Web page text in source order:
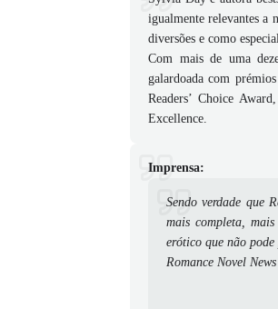
igualmente relevantes a
diversões e como
Com mais de uma
galardoada com
Readers’ Choice
Excellence.
Imprensa:
Sendo verdade que
mais completa,
erótico que não pode
Romance Novel News